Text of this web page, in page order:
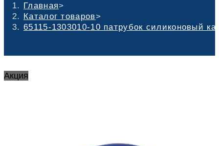
Главная>
Каталог товаров>
65115-1303010-10 патрубок силиконовый
Акция